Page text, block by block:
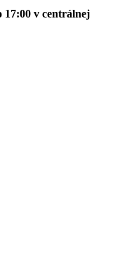
17:00 v centrálnej